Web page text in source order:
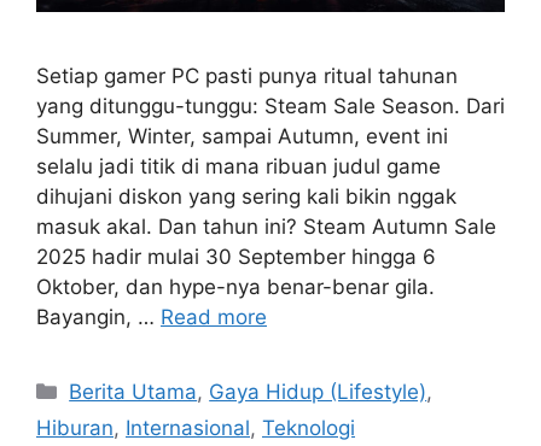
Setiap gamer PC pasti punya ritual tahunan
yang ditunggu-tunggu: Steam Sale Season. Dari
Summer, Winter, sampai Autumn, event ini
selalu jadi titik di mana ribuan judul game
dihujani diskon yang sering kali bikin nggak
masuk akal. Dan tahun ini? Steam Autumn Sale
2025 hadir mulai 30 September hingga 6
Oktober, dan hype-nya benar-benar gila.
Bayangin, … Read more
C
a
Berita Utama, Gaya Hidup (Lifestyle),
Hiburan, Internasional, Teknologi